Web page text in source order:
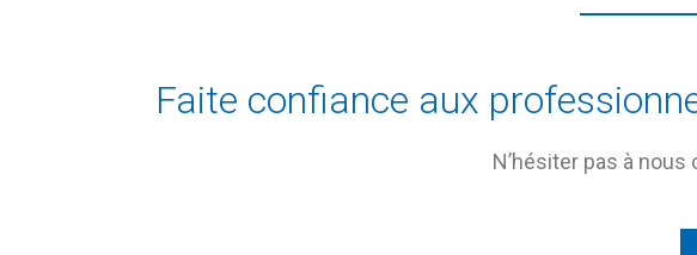
Faite confiance aux
N’hésiter pas à